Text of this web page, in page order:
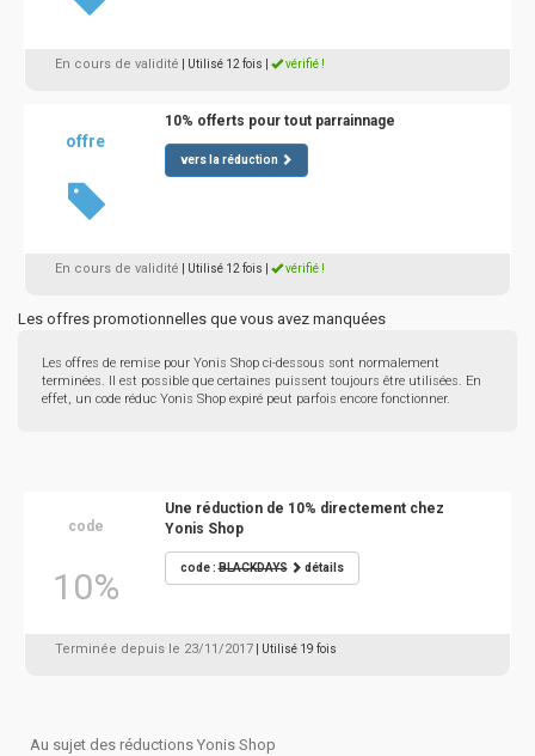
En cours de validité | Utilisé 12 fois vérifié !
offre
10% offerts pour tout parrainnage
vers la réduction
En cours de validité | Utilisé 12 fois vérifié !
Les offres promotionnelles que vous avez manquées
Les offres de remise pour Yonis Shop ci-dessous sont normalement
terminées. Il est possible que certaines puissent toujours être utilisées. En
effet, un code réduc Yonis Shop expiré peut parfois encore fonctionner.
code
10%
Une réduction de 10% directement chez
Yonis Shop
code :BLACKDAYS détails
Terminée depuis le 23/11/2017 | Utilisé 19 fois
Au sujet des réductions Yonis Shop